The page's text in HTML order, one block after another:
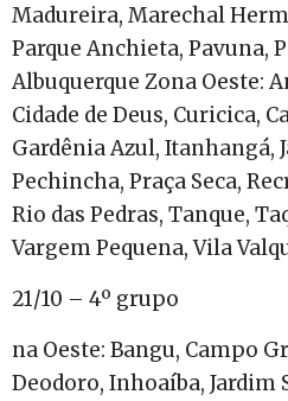
Madureira, Marechal
Parque Anchieta, Pavuna,
Albuquerque Zona Oeste:
Cidade de Deus, Curicica,
Gardênia Azul, Itanhangá,
Pechincha, Praça Seca,
Rio das Pedras, Tanque,
Vargem Pequena, Vila
21/10 – 4º grupo
na Oeste: Bangu, Campo
Deodoro, Inhoaíba, Jardim